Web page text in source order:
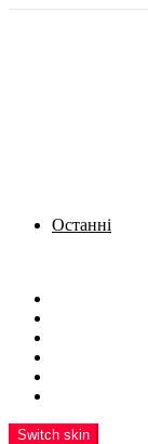
Останні
Switch skin